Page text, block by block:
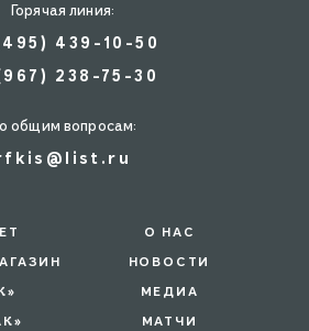
Горячая линия:
439-10-50
238-75-30
общим вопросам:
О НАС
НОВОСТИ
МЕДИА
МАТЧИ